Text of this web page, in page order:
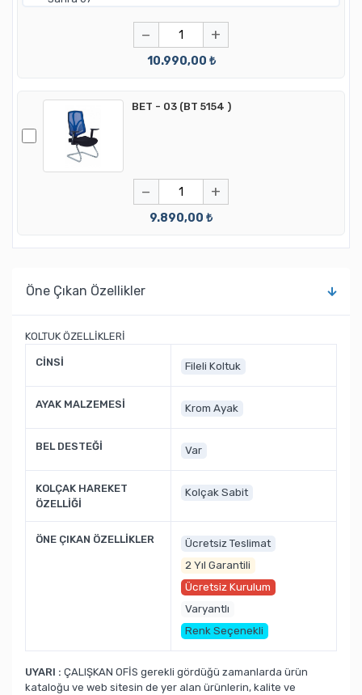
− +
10.990,00 ₺
BET - 03 (BT 5154 )
− +
9.890,00 ₺
Öne Çıkan Özellikler
KOLTUK ÖZELLİKLERİ
CİNSİ Fileli Koltuk
AYAK MALZEMESİ Krom Ayak
BEL DESTEĞİ Var
KOLÇAK HAREKET
ÖZELLİĞİ
Kolçak Sabit
ÖNE ÇIKAN ÖZELLİKLER
Ücretsiz Teslimat
2 Yıl Garantili
Ücretsiz Kurulum
Varyantlı
Renk Seçenekli
UYARI : ÇALIŞKAN OFİS gerekli gördüğü zamanlarda ürün
kataloğu ve web sitesin de yer alan ürünlerin, kalite ve